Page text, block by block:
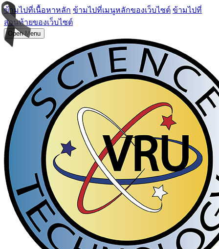
ข้ามไปที่เนื้อหาหลัก ข้ามไปที่เมนูหลักของเว็บไซต์ ข้ามไปที่
ส่วนท้ายของเว็บไซต์
Open Menu